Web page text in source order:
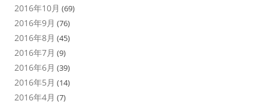
2016年10月 (69)
2016年9月 (76)
2016年8月 (45)
2016年7月 (9)
2016年6月 (39)
2016年5月 (14)
2016年4月 (7)